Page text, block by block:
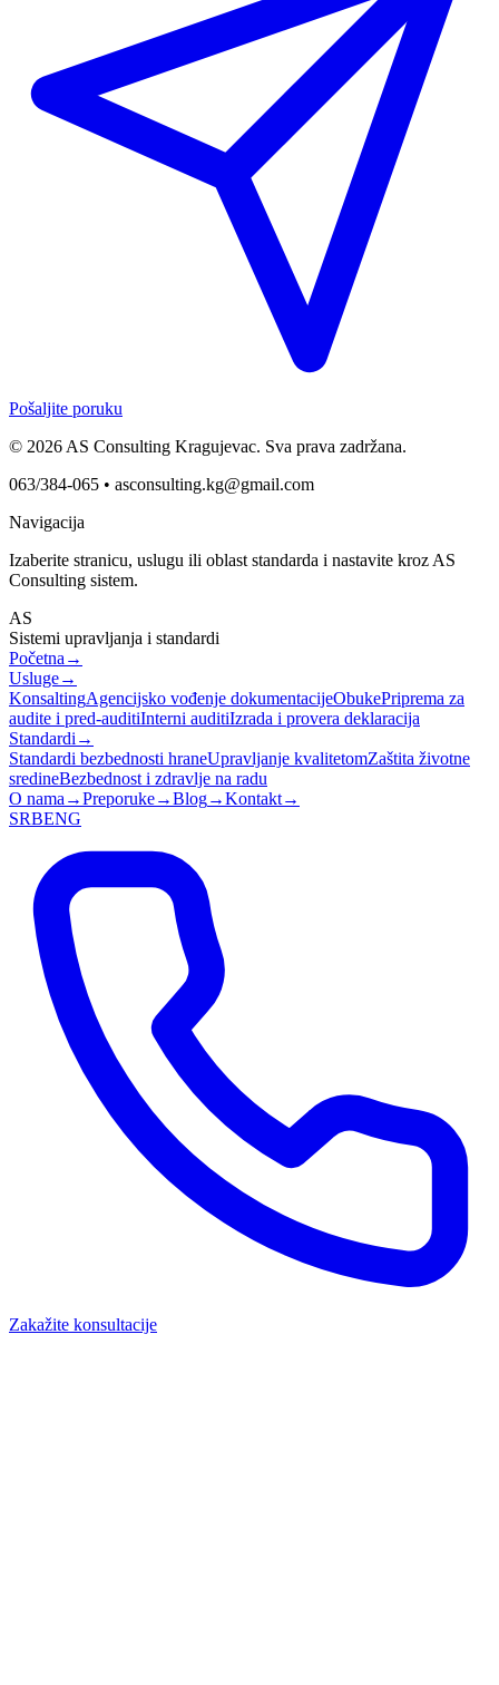
Pošaljite poruku
© 2026 AS Consulting Kragujevac. Sva prava zadržana.
063/384-065 • asconsulting.kg@gmail.com
Navigacija
Izaberite stranicu, uslugu ili oblast standarda i nastavite kroz AS
Consulting sistem.
AS
Sistemi upravljanja i standardi
Početna →
Usluge→
KonsaltingAgencijsko vođenje dokumentacijeObukePriprema za
audite i pred-auditiInterni auditiIzrada i provera deklaracija
Standardi →
Standardi bezbednosti hraneUpravljanje kvalitetomZaštita životne
sredineBezbednost i zdravlje na radu
O nama →Preporuke→Blog→Kontakt→
SRBENG
Zakažite konsultacije